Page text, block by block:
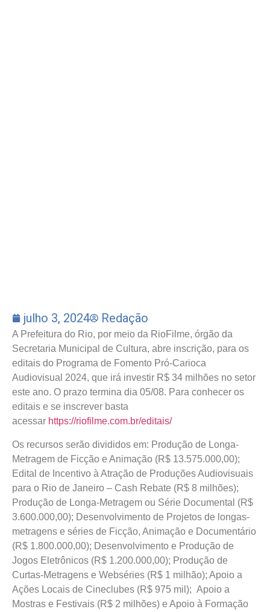
julho 3, 2024 Redação
A Prefeitura do Rio, por meio da RioFilme, órgão da
Secretaria Municipal de Cultura, abre inscrição, para os
editais do Programa de Fomento Pró-Carioca
Audiovisual 2024, que irá investir R$ 34 milhões no setor
este ano. O prazo termina dia 05/08. Para conhecer os
editais e se inscrever basta
acessar https://riofilme.com.br/editais/
Os recursos serão divididos em: Produção de Longa-
Metragem de Ficção e Animação (R$ 13.575.000,00);
Edital de Incentivo à Atração de Produções Audiovisuais
para o Rio de Janeiro – Cash Rebate (R$ 8 milhões);
Produção de Longa-Metragem ou Série Documental (R$
3.600.000,00); Desenvolvimento de Projetos de longas-
metragens e séries de Ficção, Animação e Documentário
(R$ 1.800.000,00); Desenvolvimento e Produção de
Jogos Eletrônicos (R$ 1.200.000,00); Produção de
Curtas-Metragens e Webséries (R$ 1 milhão); Apoio a
Ações Locais de Cineclubes (R$ 975 mil); Apoio a
Mostras e Festivais (R$ 2 milhões) e Apoio à Formação